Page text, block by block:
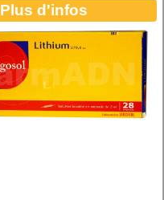
Plus d'infos